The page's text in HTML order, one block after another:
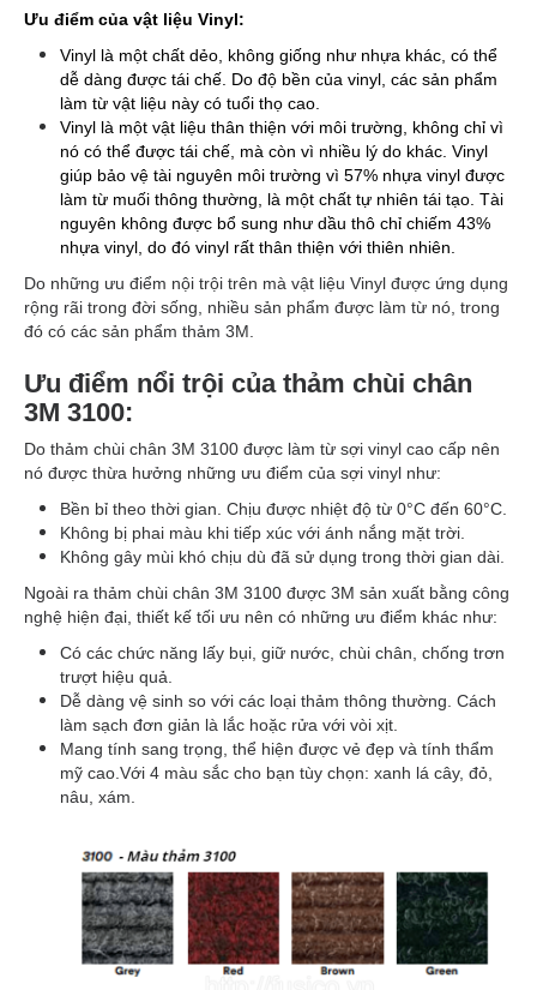
Ưu điểm của vật liệu Vinyl:
Vinyl là một chất dẻo, không giống như nhựa khác, có thể
dễ dàng được tái chế. Do độ bền của vinyl, các sản phẩm
làm từ vật liệu này có tuổi thọ cao.
Vinyl là một vật liệu thân thiện với môi trường, không chỉ vì
nó có thể được tái chế, mà còn vì nhiều lý do khác. Vinyl
giúp bảo vệ tài nguyên môi trường vì 57% nhựa vinyl được
làm từ muối thông thường, là một chất tự nhiên tái tạo. Tài
nguyên không được bổ sung như dầu thô chỉ chiếm 43%
nhựa vinyl, do đó vinyl rất thân thiện với thiên nhiên.
Do những ưu điểm nội trội trên mà vật liệu Vinyl được ứng dụng
rộng rãi trong đời sống, nhiều sản phẩm được làm từ nó, trong
đó có các sản phẩm thảm 3M.
Ưu điểm nổi trội của thảm chùi chân
3M 3100:
Do thảm chùi chân 3M 3100 được làm từ sợi vinyl cao cấp nên
nó được thừa hưởng những ưu điểm của sợi vinyl như:
Bền bỉ theo thời gian. Chịu được nhiệt độ từ 0°C đến 60°C.
Không bị phai màu khi tiếp xúc với ánh nắng mặt trời.
Không gây mùi khó chịu dù đã sử dụng trong thời gian dài.
Ngoài ra thảm chùi chân 3M 3100 được 3M sản xuất bằng công
nghệ hiện đại, thiết kế tối ưu nên có những ưu điểm khác như:
Có các chức năng lấy bụi, giữ nước, chùi chân, chống trơn
trượt hiệu quả.
Dễ dàng vệ sinh so với các loại thảm thông thường. Cách
làm sạch đơn giản là lắc hoặc rửa với vòi xịt.
Mang tính sang trọng, thể hiện được vẻ đẹp và tính thẩm
mỹ cao.Với 4 màu sắc cho bạn tùy chọn: xanh lá cây, đỏ,
nâu, xám.